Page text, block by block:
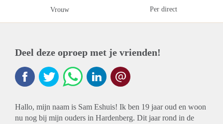
Vrouw Per direct
Deel deze oproep met je vrienden!
Hallo, mijn naam is Sam Eshuis! Ik ben 19 jaar oud en woon
nu nog bij mijn ouders in Hardenberg. Dit jaar rond in de